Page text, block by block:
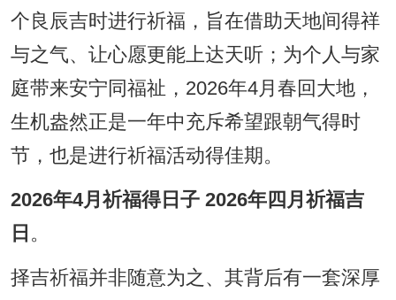
个良辰吉时进行祈福，旨在借助天地间得祥
与之气、让心愿更能上达天听；为个人与家
庭带来安宁同福祉，2026年4月春回大地，
生机盎然正是一年中充斥希望跟朝气得时
节，也是进行祈福活动得佳期。
2026年4月祈福得日子 2026年四月祈福吉
日 。
择吉祈福并非随意为之、其背后有一套深厚